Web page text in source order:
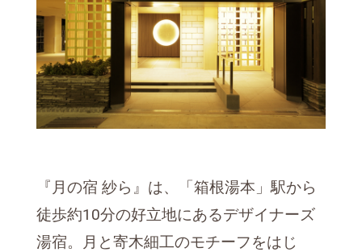
『月の宿 紗ら』は、「箱根湯本」駅から
徒歩約10分の好立地にあるデザイナーズ
湯宿。月と寄木細工のモチーフをはじ